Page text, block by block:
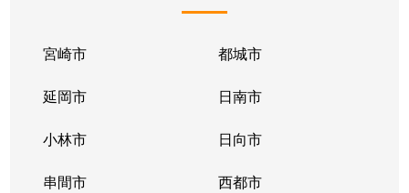
宮崎市 都城市
延岡市 日南市
小林市 日向市
串間市 西都市